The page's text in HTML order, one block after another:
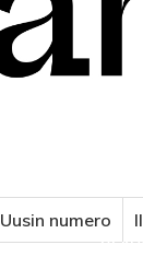
Uusin numero